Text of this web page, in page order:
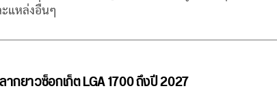
ะแหล่งอื่นๆ
กยาวซ็อกเก็ต LGA 1700 ถึงปี 2027